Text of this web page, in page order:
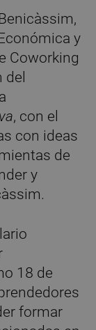
y
Coworking
, con el
con ideas
de
y
18 de
formar